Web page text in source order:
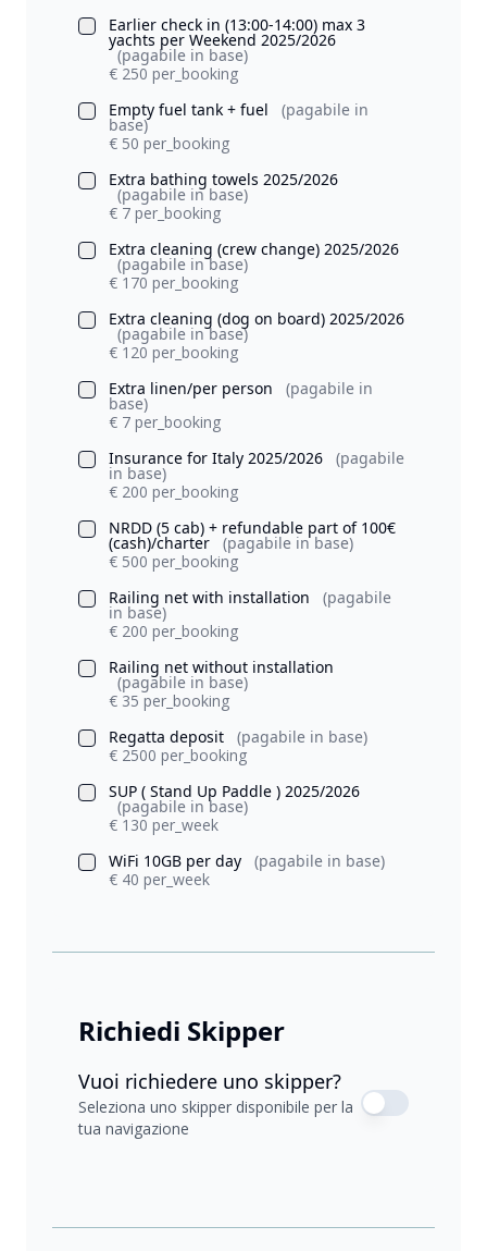
Earlier check in (13:00-14:00) max 3
yachts per Weekend 2025/2026
(pagabile in base)
€ 250 per_booking
Empty fuel tank + fuel
(pagabile in
base)
€ 50 per_booking
Extra bathing towels 2025/2026
(pagabile in base)
€ 7 per_booking
Extra cleaning (crew change) 2025/2026
(pagabile in base)
€ 170 per_booking
Extra cleaning (dog on board) 2025/2026
(pagabile in base)
€ 120 per_booking
Extra linen/per person
(pagabile in
base)
€ 7 per_booking
Insurance for Italy 2025/2026
(pagabile
in base)
€ 200 per_booking
NRDD (5 cab) + refundable part of 100€
(cash)/charter
(pagabile in base)
€ 500 per_booking
Railing net with installation
(pagabile
in base)
€ 200 per_booking
Railing net without installation
(pagabile in base)
€ 35 per_booking
Regatta deposit
(pagabile in base)
€ 2500 per_booking
SUP ( Stand Up Paddle ) 2025/2026
(pagabile in base)
€ 130 per_week
WiFi 10GB per day
(pagabile in base)
€ 40 per_week
Richiedi Skipper
Vuoi richiedere uno skipper?
Seleziona uno skipper disponibile per la
tua navigazione